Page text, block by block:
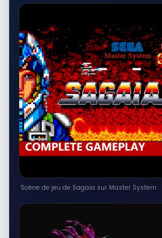
Scène de jeu de Sagaia sur Master System